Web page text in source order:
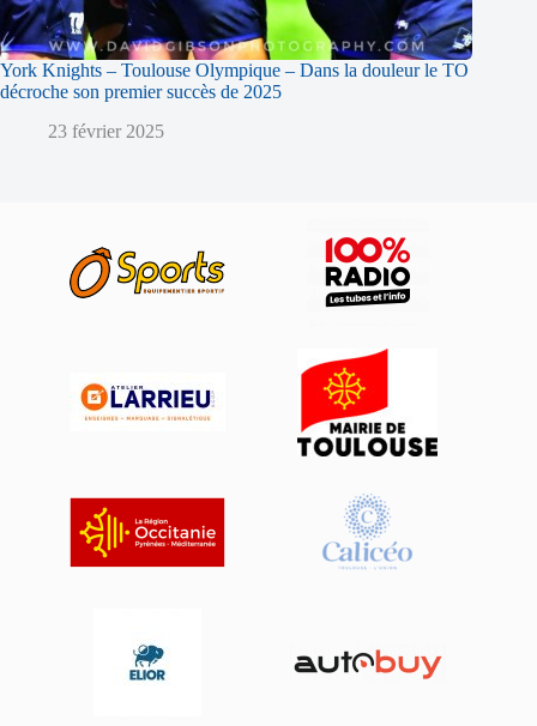
York Knights – Toulouse Olympique – Dans la douleur le TO
décroche son premier succès de 2025
23 février 2025